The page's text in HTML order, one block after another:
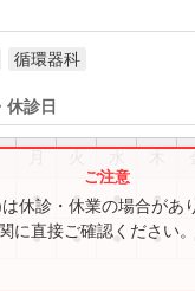
循環器科
休診日
● ● ● ●
● ● ● ●
休診・休業の場合があ
に直接ご確認ください。